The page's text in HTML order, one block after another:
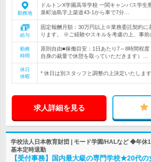
勤務地
ドルトンX学園高等学校 一関キャンパス学生
泉町油島字上築道43-1から車で7分…
給与
固定報酬月額：30万円以上※業務委託契約に
ります。 ※ご経験やスキルを考慮の上、事前
勤務
時間
原則自由■稼働目安：1日あたり7～8時間程
自身の裁量で休憩を取っていただきます）…
休日
休暇
* 休日は別スタッフと調整の上決定いたします
求人詳細を見る
学校法人日本教育財団 | モード学園/HALなど ◆年
基本定時退勤
【受付事務】国内最大級の専門学校★20代